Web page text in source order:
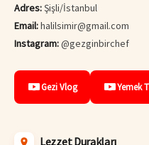
Adres:Şişli/İstanbul
Email:halilsimir@gmail.com
Instagram:@gezginbirchef
Gezi Vlog Yemek
Lezzet Durakları